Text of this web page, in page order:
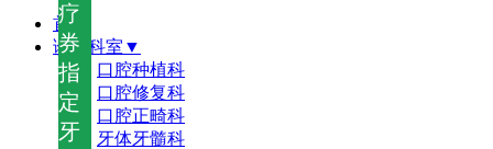
疗
券
指
定
牙
首页
诊疗科室▼
口腔种植科
口腔修复科
口腔正畸科
牙体牙髓科